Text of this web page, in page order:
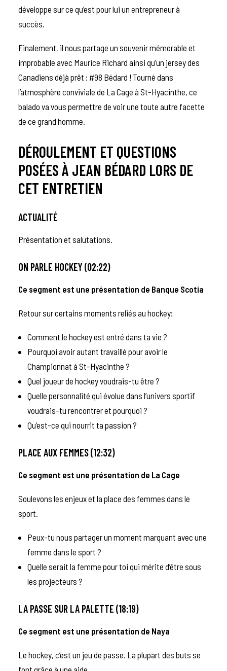
développe sur ce qu’est pour lui un entrepreneur à
succès.
Finalement, il nous partage un souvenir mémorable et
improbable avec Maurice Richard ainsi qu’un jersey des
Canadiens déjà prêt : #98 Bédard ! Tourné dans
l’atmosphère conviviale de La Cage à St-Hyacinthe, ce
balado va vous permettre de voir une toute autre facette
de ce grand homme.
DÉROULEMENT ET QUESTIONS
POSÉES À JEAN BÉDARD LORS DE
CET ENTRETIEN
ACTUALITÉ
Présentation et salutations.
ON PARLE HOCKEY (02:22)
Ce segment est une présentation de Banque Scotia
Retour sur certains moments reliés au hockey:
Comment le hockey est entré dans ta vie ?
Pourquoi avoir autant travaillé pour avoir le
Championnat à St-Hyacinthe ?
Quel joueur de hockey voudrais-tu être ?
Quelle personnalité qui évolue dans l’univers sportif
voudrais-tu rencontrer et pourquoi ?
Qu’est-ce qui nourrit ta passion ?
PLACE AUX FEMMES (12:32)
Ce segment est une présentation de La Cage
Soulevons les enjeux et la place des femmes dans le
sport.
Peux-tu nous partager un moment marquant avec une
femme dans le sport ?
Quelle serait la femme pour toi qui mérite d’être sous
les projecteurs ?
LA PASSE SUR LA PALETTE (18:19)
Ce segment est une présentation de Naya
Le hockey, c’est un jeu de passe. La plupart des buts se